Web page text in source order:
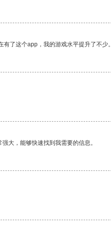
了这个app，我的游戏水平提升了不少。
大，能够快速找到我需要的信息。